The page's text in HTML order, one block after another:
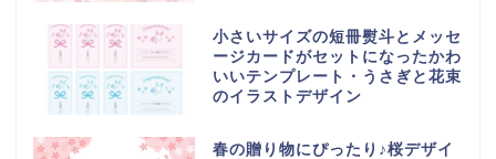
小さいサイズの短冊熨斗とメッセ
ージカードがセットになったかわ
いいテンプレート・うさぎと花束
のイラストデザイン
春の贈り物にぴったり♪桜デザイ